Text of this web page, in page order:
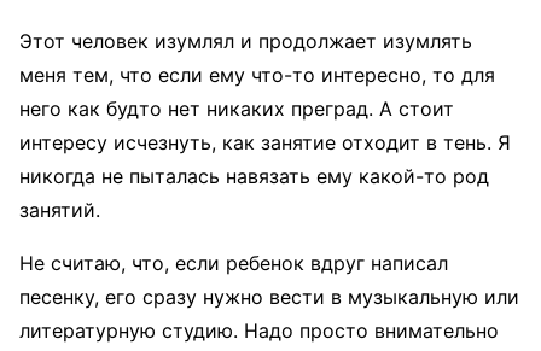
Этот человек изумлял и продолжает изумлять
меня тем, что если ему что-то интересно, то для
него как будто нет никаких преград. А стоит
интересу исчезнуть, как занятие отходит в тень. Я
никогда не пыталась навязать ему какой-то род
занятий.
Не считаю, что, если ребенок вдруг написал
песенку, его сразу нужно вести в музыкальную или
литературную студию. Надо просто внимательно